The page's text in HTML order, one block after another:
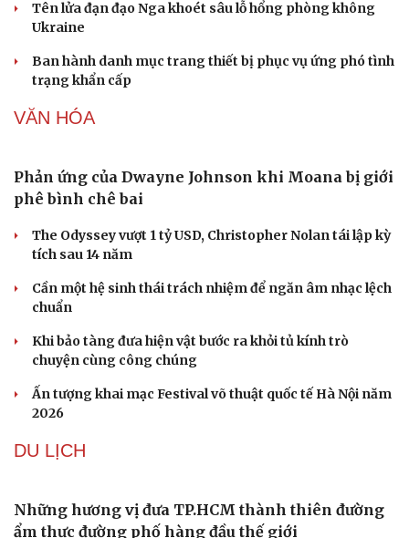
Ăn sạch sống khỏe
Kho đạn dược và tên lửa chủ lực của Mỹ
“ma trận” 550 biến thể
tác với Rolls-Royce
Tên lửa đạn đạo Nga khoét sâu lỗ hổng phòng không
Ban hành danh mục trang thiết bị phục vụ ứng phó tình
trạng khẩn cấp
VĂN HÓA